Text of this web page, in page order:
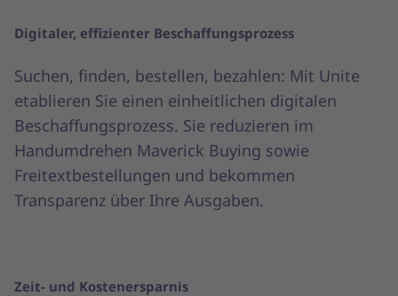
Digitaler, effizienter Beschaffungsprozess
Suchen, finden, bestellen, bezahlen: Mit Unite
etablieren Sie einen einheitlichen digitalen
Beschaffungsprozess. Sie reduzieren im
Handumdrehen Maverick Buying sowie
Freitextbestellungen und bekommen
Transparenz über Ihre Ausgaben.
Zeit- und Kostenersparnis